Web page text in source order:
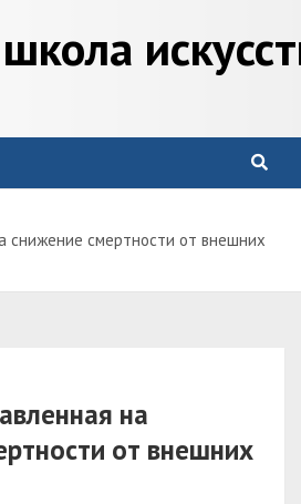
снижение смертности от внешних
на
от внешних